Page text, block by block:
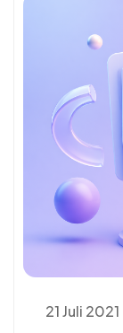
21 Juli 2021